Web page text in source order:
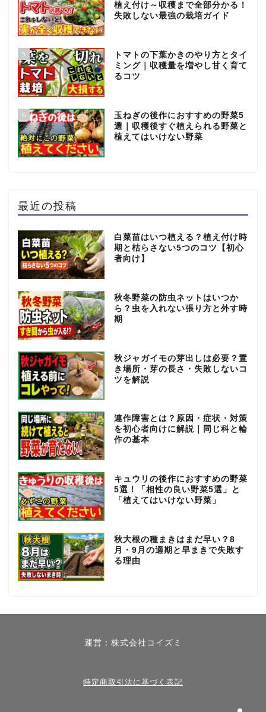
植え付け～収穫まで全部分かる！
失敗しない最強の栽培ガイド
5
トマトの下葉かきのやり方とタイ
ミング｜収穫量を増やし甘く育て
るコツ
6
玉ねぎの後作におすすめの野菜5
選｜収穫後すぐ植えられる野菜と
植えてはいけない野菜
最近の投稿
白菜苗はいつ植える？植え付け時
期と枯らさない5つのコツ【初心
者向け】
秋冬野菜の防虫ネットはいつか
ら？虫を入れない張り方と外す時
期
秋ジャガイモの芽出しは必要？置
き場所・芽の長さ・失敗しないコ
ツを解説
連作障害とは？原因・症状・対策
を初心者向けに解説｜同じ科と輪
作の基本
キュウリの後作におすすめの野菜
5選！「相性の良い野菜5選」と
「植えてはいけない野菜」
秋大根の種まきはまだ早い？8
月・9月の適期と早まきで失敗す
る理由
運営：株式会社コイズミ
特定商取引法に基づく表記
夏【6月～8月】
秋【9月～11月】
冬【12月～2月】